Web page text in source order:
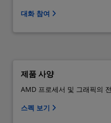
대화 참여
제품 사양
AMD 프로세서 및 그래픽의
스펙 보기